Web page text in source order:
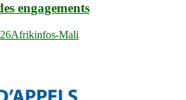
engagements
Afrikinfos-Mali